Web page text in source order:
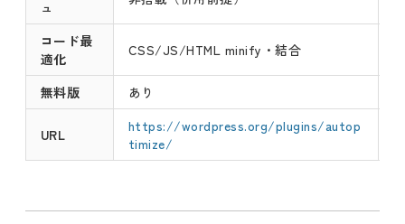
ュ
コード最
適化
CSS/JS/HTML minify・結合
無料版 あり
URL
https://wordpress.org/plugins/autop
timize/